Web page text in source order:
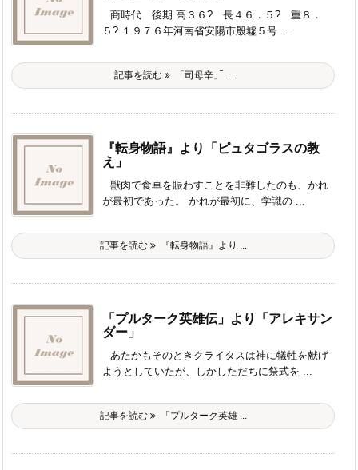
商時代 後期 高３６? 長４６．５? 重８．
５? １９７６年河南省安陽市殷墟５号 ...
記事を読む 「司母辛」ࠢ ...
『転身物語』より「ピュタゴラスの教
え」
獣肉で食卓を賑わすことを非難したのも、かれ
が最初であった。 かれが最初に、学識の ...
記事を読む 『転身物語』より ...
「プルターク英雄伝」より「アレキサン
ダー」
あたかもそのときクライタスは神に犠牲を献げ
ようとしていたが、しかしただちに祭式を ...
記事を読む 「プルターク英雄 ...